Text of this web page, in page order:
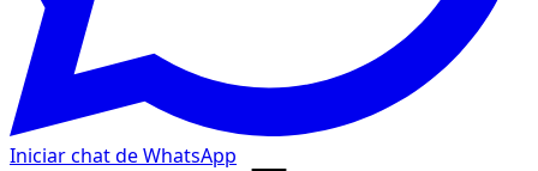
Iniciar chat de WhatsApp